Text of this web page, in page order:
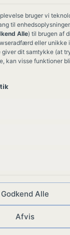
bruger vi
til
Alle) til brugen af
eller unikke
dit samtykke (at
kan visse funktioner
Godkend Alle
Afvis
Allieret